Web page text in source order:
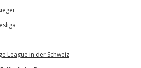
League in der Schweiz